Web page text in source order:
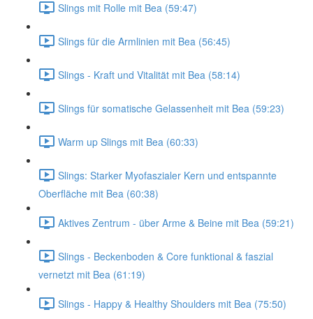
Slings mit Rolle mit Bea (59:47)
Slings für die Armlinien mit Bea (56:45)
Slings - Kraft und Vitalität mit Bea (58:14)
Slings für somatische Gelassenheit mit Bea (59:23)
Warm up Slings mit Bea (60:33)
Slings: Starker Myofaszialer Kern und entspannte
Oberfläche mit Bea (60:38)
Aktives Zentrum - über Arme & Beine mit Bea (59:21)
Slings - Beckenboden & Core funktional & faszial
vernetzt mit Bea (61:19)
Slings - Happy & Healthy Shoulders mit Bea (75:50)